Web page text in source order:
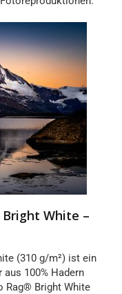
White –
(310 g/m²) ist ein
100% Hadern
Rag® Bright White